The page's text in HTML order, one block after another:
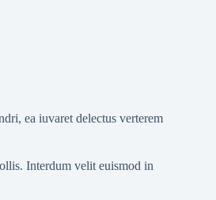
ea iuvaret delectus verterem
Interdum velit euismod in